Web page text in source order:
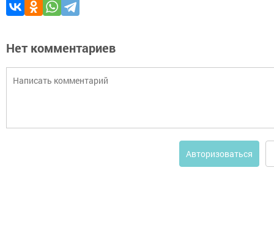
Нет комментариев
Авторизоваться